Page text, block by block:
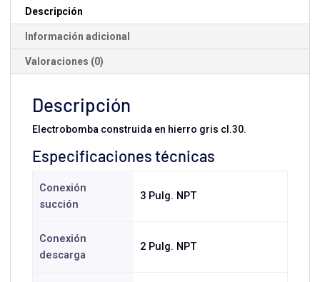
cantidad
Descripción
Información adicional
Valoraciones (0)
Descripción
Electrobomba construida en hierro gris cl.30.
Especificaciones técnicas
Conexión
succión
3 Pulg. NPT
Conexión
descarga
2 Pulg. NPT